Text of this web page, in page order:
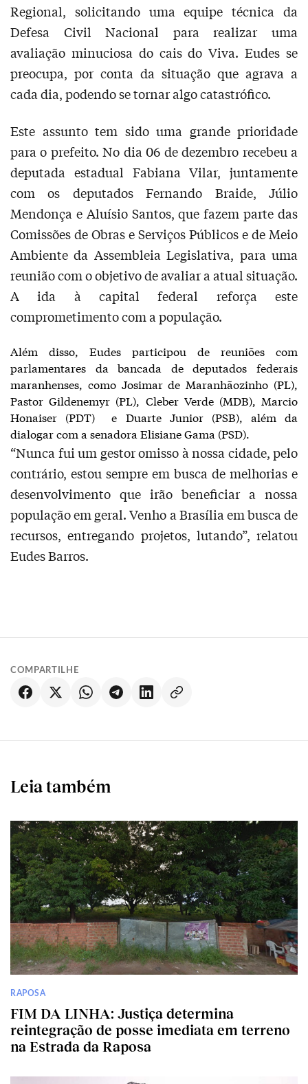
Regional, solicitando uma equipe técnica da
Defesa Civil Nacional para realizar uma
avaliação minuciosa do cais do Viva. Eudes se
preocupa, por conta da situação que agrava a
cada dia, podendo se tornar algo catastrófico.
Este assunto tem sido uma grande prioridade
para o prefeito. No dia 06 de dezembro recebeu a
deputada estadual Fabiana Vilar, juntamente
com os deputados Fernando Braide, Júlio
Mendonça e Aluísio Santos, que fazem parte das
Comissões de Obras e Serviços Públicos e de Meio
Ambiente da Assembleia Legislativa, para uma
reunião com o objetivo de avaliar a atual situação.
A ida à capital federal reforça este
comprometimento com a população.
Além disso, Eudes participou de reuniões com
parlamentares da bancada de deputados federais
maranhenses, como Josimar de Maranhãozinho (PL),
Pastor Gildenemyr (PL), Cleber Verde (MDB), Marcio
Honaiser (PDT) e Duarte Junior (PSB), além da
dialogar com a senadora Elisiane Gama (PSD).
“Nunca fui um gestor omisso à nossa cidade, pelo
contrário, estou sempre em busca de melhorias e
desenvolvimento que irão beneficiar a nossa
população em geral. Venho a Brasília em busca de
recursos, entregando projetos, lutando”, relatou
Eudes Barros.
COMPARTILHE
Leia também
RAPOSA
FIM DA LINHA: Justiça determina
reintegração de posse imediata em terreno
na Estrada da Raposa